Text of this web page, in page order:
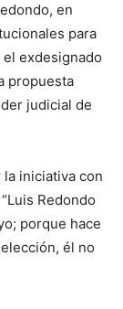
en
para
exdesignado
propuesta
judicial de
iniciativa con
Redondo
porque hace
él no